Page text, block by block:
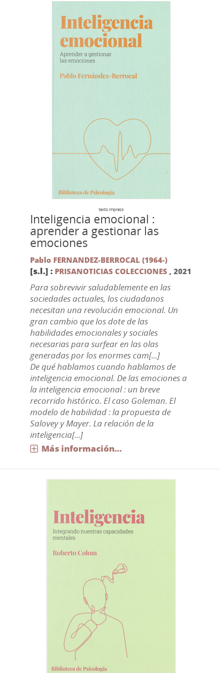
texto impreso
Inteligencia emocional :
aprender a gestionar las
emociones
Pablo FERNANDEZ-BERROCAL (1964-)
[s.l.] : PRISANOTICIAS COLECCIONES , 2021
Para sobrevivir saludablemente en las
sociedades actuales, los ciudadanos
necesitan una revolución emocional. Un
gran cambio que los dote de las
habilidades emocionales y sociales
necesarias para surfear en las olas
generadas por los enormes cam[...]
De qué hablamos cuando hablamos de
inteligencia emocional. De las emociones a
la inteligencia emocional : un breve
recorrido histórico. El caso Goleman. El
modelo de habilidad : la propuesta de
Salovey y Mayer. La relación de la
inteligencia[...]
Más información...